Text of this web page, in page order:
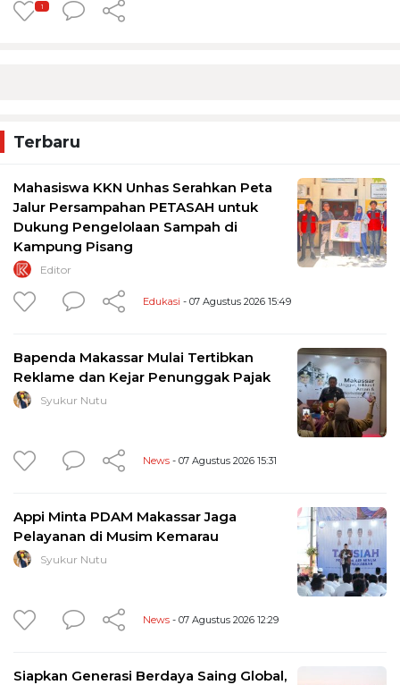
1
Terbaru
Mahasiswa KKN Unhas Serahkan Peta
Jalur Persampahan PETASAH untuk
Dukung Pengelolaan Sampah di
Kampung Pisang
Editor
Edukasi - 07 Agustus 2026 15:49
Bapenda Makassar Mulai Tertibkan
Reklame dan Kejar Penunggak Pajak
Syukur Nutu
News - 07 Agustus 2026 15:31
Appi Minta PDAM Makassar Jaga
Pelayanan di Musim Kemarau
Syukur Nutu
News - 07 Agustus 2026 12:29
Siapkan Generasi Berdaya Saing Global,